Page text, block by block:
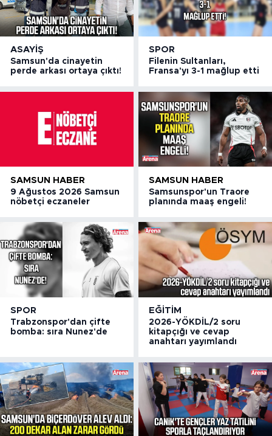
ASAYIŞ
Samsun'da cinayetin
perde arkası ortaya çıktı!
SPOR
Filenin Sultanları,
Fransa'yı 3-1 mağlup etti
SAMSUN HABER
9 Ağustos 2026 Samsun
nöbetçi eczaneler
SAMSUN HABER
Samsunspor'un Traore
planında maaş engeli!
SPOR
Trabzonspor'dan çifte
bomba: sıra Nunez'de
EĞITIM
2026-YÖKDİL/2 soru
kitapçığı ve cevap
anahtarı yayımlandı